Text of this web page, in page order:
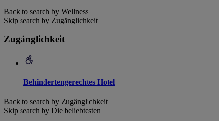
Back to search by Wellness
Skip search by Zugänglichkeit
Zugänglichkeit
Behindertengerechtes Hotel
Back to search by Zugänglichkeit
Skip search by Die beliebtesten